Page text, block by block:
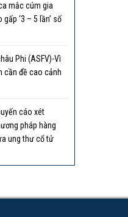
mắc cúm gia
‘3 – 5 lần’ số
Phi (ASFV)-Vì
cần đề cao cảnh
cáo xét
pháp hàng
ung thư cổ tử